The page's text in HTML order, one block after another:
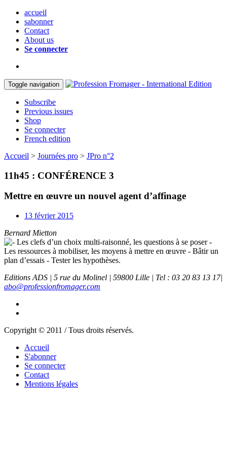
accueil
sabonner
Contact
About us
Se connecter
Toggle navigation
Subscribe
Previous issues
Shop
Se connecter
French edition
Accueil > Journées pro > JPro n°2
11h45 : CONFÉRENCE 3
Mettre en œuvre un nouvel agent d’affinage
13 février 2015
Bernard Mietton
Les clefs d’un choix multi-raisonné, les questions à se poser -
Les ressources à mobiliser, les moyens à mettre en œuvre - Bâtir un
plan d’essais - Tester les hypothèses.
Editions ADS | 5 rue du Molinel | 59800 Lille | Tel : 03 20 83 13 17|
abo@professionfromager.com
Copyright © 2011 / Tous droits réservés.
Accueil
S'abonner
Se connecter
Contact
Mentions légales